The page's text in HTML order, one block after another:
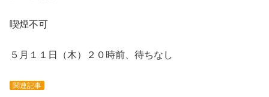
喫煙不可
５月１１日（木）２０時前、待ちなし
関連記事